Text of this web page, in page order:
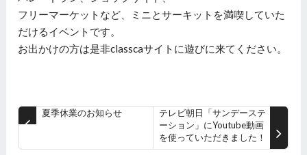
フリーマーケットなど、ミニとサーキットを満喫していた
だけるイベントです。
お出かけの方は是非classcaサイトに遊びに来てください。
夏季休業のお知らせ
テレビ朝日「サンデーステ
ーション」にYoutube動画
を使っていただきました！